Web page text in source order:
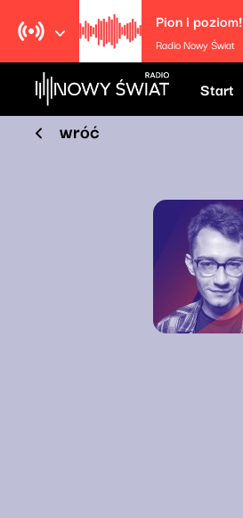
Pion i poziom!
Radio Nowy Świat
Start
wróć